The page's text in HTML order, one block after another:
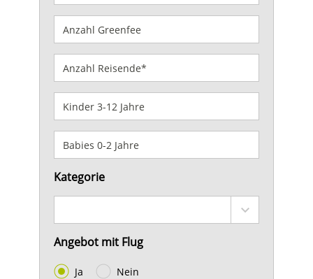
Kategorie
Angebot mit Flug
Ja Nein